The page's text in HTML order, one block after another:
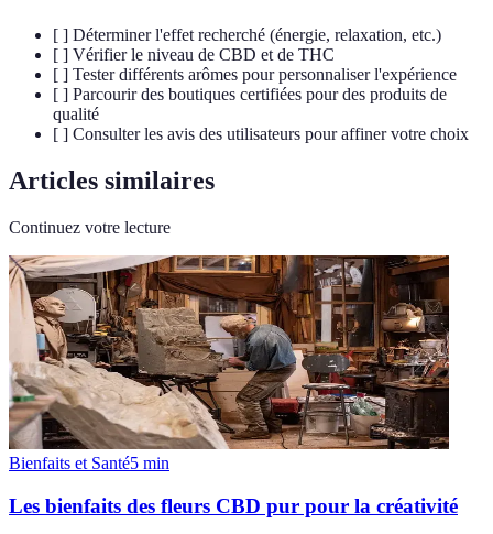
[ ] Déterminer l'effet recherché (énergie, relaxation, etc.)
[ ] Vérifier le niveau de CBD et de THC
[ ] Tester différents arômes pour personnaliser l'expérience
[ ] Parcourir des boutiques certifiées pour des produits de
qualité
[ ] Consulter les avis des utilisateurs pour affiner votre choix
Articles similaires
Continuez votre lecture
Bienfaits et Santé5 min
Les bienfaits des fleurs CBD pur pour la créativité